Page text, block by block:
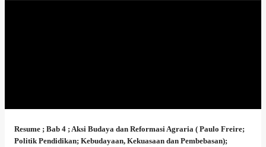
Resume ; Bab 4 ; Aksi Budaya dan Reformasi Agraria ( Paulo Freire;
Politik Pendidikan; Kebudayaan, Kekuasaan dan Pembebasan);